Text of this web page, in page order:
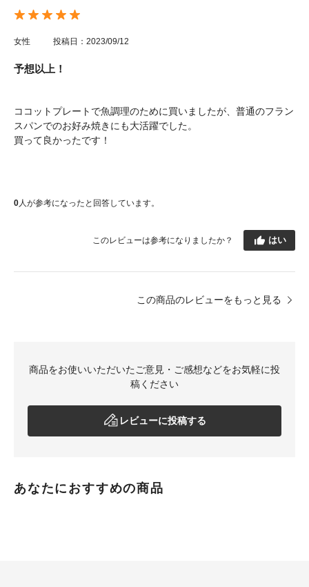
女性 投稿日：2023/09/12
予想以上！
ココットプレートで魚調理のために買いましたが、普通のフラン
スパンでのお好み焼きにも大活躍でした。
買って良かったです！
0人が参考になったと回答しています。
このレビューは参考になりましたか？ はい
この商品のレビューをもっと見る
商品をお使いいただいたご意見・ご感想などをお気軽に投
稿ください
レビューに投稿する
あなたにおすすめの商品